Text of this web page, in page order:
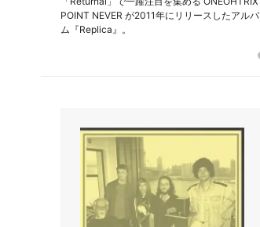
POINT NEVER が2011年にリリースしたアルバ
ム『Replica』。